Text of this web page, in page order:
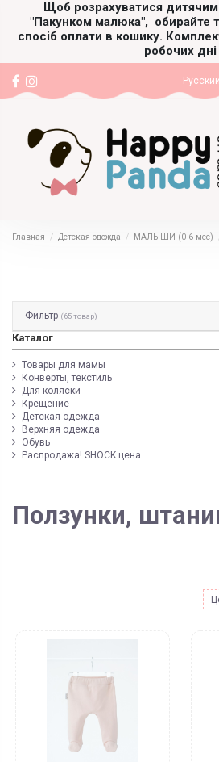
Щоб розрахуватися
"Пакунком малюка", обирайте
спосіб оплати в кошику.
робочих дні
Русский
Главная Детская одежда МАЛЫШИ (0-6 мес)
Ползунки,
Фильтр (65 товар)
Каталог
Товары для мамы
Конверты, текстиль
Для коляски
Крещение
Детская одежда
Верхняя одежда
Обувь
Распродажа! SHOCK цена